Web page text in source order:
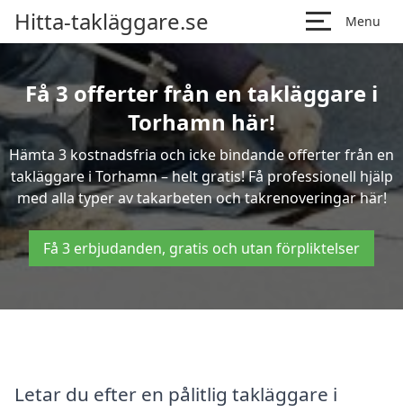
Hitta-takläggare.se Menu
Få 3 offerter från en takläggare i
Torhamn här!
Hämta 3 kostnadsfria och icke bindande offerter från en
takläggare i Torhamn – helt gratis! Få professionell hjälp
med alla typer av takarbeten och takrenoveringar här!
Få 3 erbjudanden, gratis och utan förpliktelser
Letar du efter en pålitlig takläggare i